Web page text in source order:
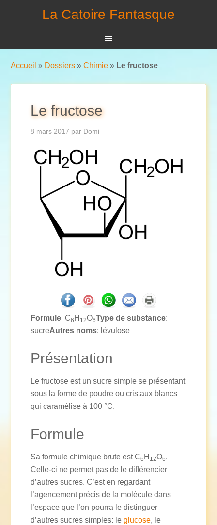
La Catoire Fantasque
Accueil » Dossiers »Chimie » Le fructose
Le fructose
8 mars 2017 par Domi
Formule: C6 H 12O6Type de substance:
sucreAutres noms: lévulose
Présentation
Le fructose est un sucre simple se présentant
sous la forme de poudre ou cristaux blancs
qui caramélise à 100 °C.
Formule
Sa formule chimique brute est C6 H 12O6.
Celle-ci ne permet pas de le différencier
d’autres sucres. C’est en regardant
l’agencement précis de la molécule dans
l’espace que l’on pourra le distinguer
d’autres sucres simples: leglucose, le